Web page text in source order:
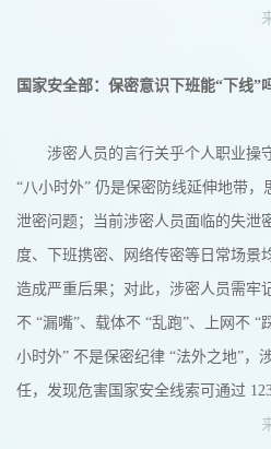
国家安全部：保密意识下班能“下线”
涉密人员的言行关乎个人职业操
“八小时外” 仍是保密防线延伸地带
泄密问题；当前涉密人员面临的失泄
度、下班携密、网络传密等日常场景
造成严重后果；对此，涉密人员需牢
不 “漏嘴”、载体不 “乱跑”、上网不 “
小时外” 不是保密纪律 “法外之地”，
任，发现危害国家安全线索可通过